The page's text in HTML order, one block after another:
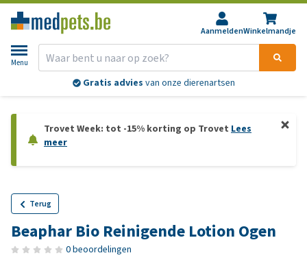
AanmeldenWinkelmandje
Menu
Gratis advies van onze dierenartsen
Trovet Week: tot -15% korting op Trovet Lees
meer
Terug
Beaphar Bio Reinigende Lotion Ogen
0 beoordelingen